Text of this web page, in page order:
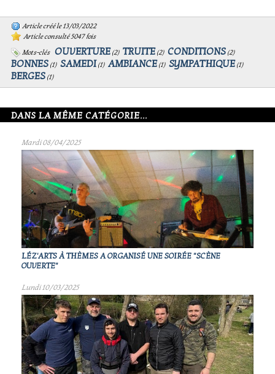
Article créé le 13/03/2022
Article consulté 5047 fois
Mots-clés
OUVERTURE (2) TRUITE (2) CONDITIONS (2)
BONNES (1) SAMEDI (1) AMBIANCE (1) SYMPATHIQUE (1)
BERGES (1)
DANS LA MÊME CATÉGORIE...
Mardi 08/04/2025
LÉZ'ARTS À THÈMES A ORGANISÉ UNE SOIRÉE "SCÈNE
OUVERTE"
Lundi 10/03/2025